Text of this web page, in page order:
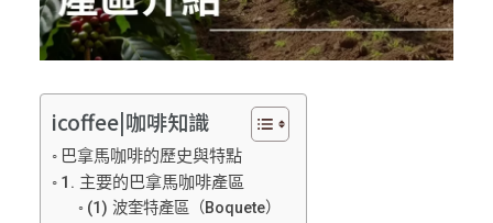
icoffee|咖啡知識
巴拿馬咖啡的歷史與特點
1. 主要的巴拿馬咖啡產區
(1) 波奎特產區（Boquete）